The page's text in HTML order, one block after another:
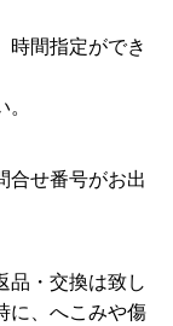
時間指定ができ
合せ番号がお出
品・交換は致し
に、へこみや傷